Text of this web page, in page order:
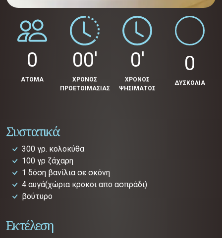
0
ΑΤΟΜΑ
00'
ΧΡΟΝΟΣ
ΠΡΟΕΤΟΙΜΑΣΙΑΣ
0'
ΧΡΟΝΟΣ
ΨΗΣΙΜΑΤΟΣ
0
ΔΥΣΚΟΛΙΑ
Συστατικά
300 γρ. κολοκύθα
100 γρ ζάχαρη
1 δόση βανίλια σε σκόνη
4 αυγά(χώρια κροκοι απο ασπράδι)
βούτυρο
Εκτέλεση